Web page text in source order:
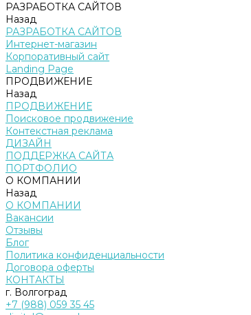
РАЗРАБОТКА САЙТОВ
Назад
РАЗРАБОТКА САЙТОВ
Интернет-магазин
Корпоративный сайт
Landing Page
ПРОДВИЖЕНИЕ
Назад
ПРОДВИЖЕНИЕ
Поисковое продвижение
Контекстная реклама
ДИЗАЙН
ПОДДЕРЖКА САЙТА
ПОРТФОЛИО
О КОМПАНИИ
Назад
О КОМПАНИИ
Вакансии
Отзывы
Блог
Политика конфиденциальности
Договора оферты
КОНТАКТЫ
г. Волгоград
+7 (988) 059 35 45